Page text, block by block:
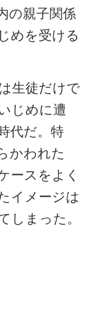
の親子関係
めを受ける
生徒だけで
じめに遭
代だ。特
かわれた
ースをよく
イメージは
しまった。